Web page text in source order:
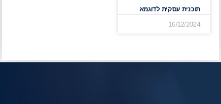
תוכנית עסקית לדוגמא
16/12/2024